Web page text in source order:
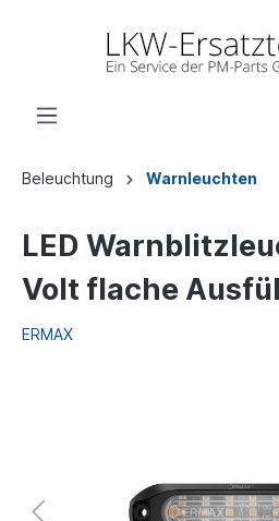
Beleuchtung Warnleuchten
LED
Volt flache
ERMAX